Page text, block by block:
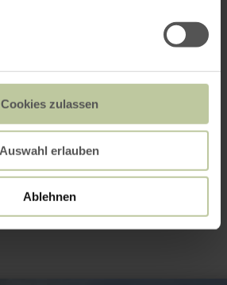
Cookies zulassen
Auswahl erlauben
Ablehnen
ook
zijn